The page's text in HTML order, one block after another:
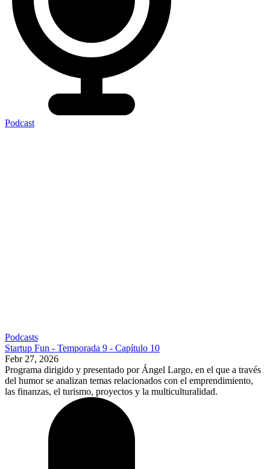
Podcast
Podcasts
Startup Fun - Temporada 9 - Capítulo 10
Febr 27, 2026
Programa dirigido y presentado por Ángel Largo, en el que a través
del humor se analizan temas relacionados con el emprendimiento,
las finanzas, el turismo, proyectos y la multiculturalidad.